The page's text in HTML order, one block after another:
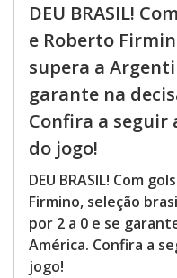
DEU BRASIL!
e Roberto
supera a
garante na
Confira a seguir
do jogo!
DEU BRASIL! Com
Firmino, seleção
por 2 a 0 e se
América. Confira a
jogo!